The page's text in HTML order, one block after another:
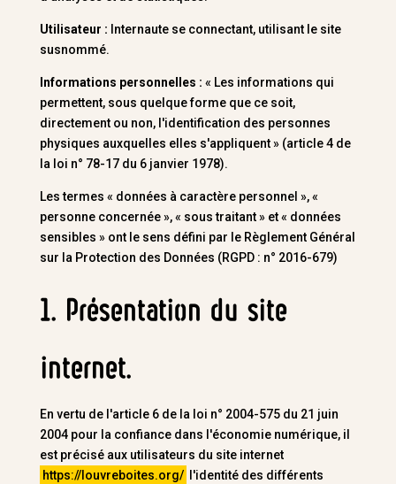
Utilisateur : Internaute se connectant, utilisant le site
susnommé.
Informations personnelles : « Les informations qui
permettent, sous quelque forme que ce soit,
directement ou non, l'identification des personnes
physiques auxquelles elles s'appliquent » (article 4 de
la loi n° 78-17 du 6 janvier 1978).
Les termes « données à caractère personnel », «
personne concernée », « sous traitant » et « données
sensibles » ont le sens défini par le Règlement Général
sur la Protection des Données (RGPD : n° 2016-679)
1. Présentation du site
internet.
En vertu de l'article 6 de la loi n° 2004-575 du 21 juin
2004 pour la confiance dans l'économie numérique, il
est précisé aux utilisateurs du site internet
https://louvreboites.org/
l'identité des différents